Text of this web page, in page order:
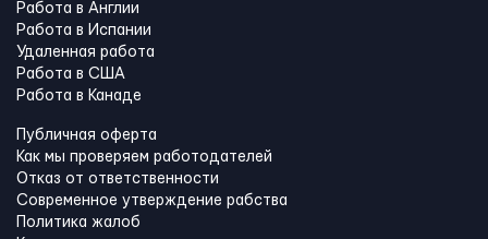
Работа в Англии
Работа в Испании
Удаленная работа
Работа в США
Работа в Канадe
Публичная оферта
Как мы проверяем работодателей
Отказ от ответственности
Современное утверждение рабства
Политика жалоб